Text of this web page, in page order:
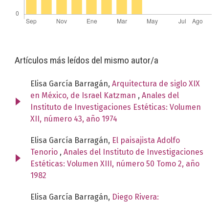
Artículos más leídos del mismo autor/a
Elisa García Barragán, Arquitectura de siglo XIX
en México, de Israel Katzman , Anales del
Instituto de Investigaciones Estéticas: Volumen
XII, número 43, año 1974
Elisa García Barragán, El paisajista Adolfo
Tenorio , Anales del Instituto de Investigaciones
Estéticas: Volumen XIII, número 50 Tomo 2, año
1982
Elisa García Barragán, Diego Rivera: